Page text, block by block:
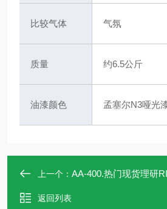
比较气体 气氛
质量 约6.5公斤
油漆颜色 孟塞尔N3哑光
上一个： AA-400.热门现货理研RIKEN
返回列表